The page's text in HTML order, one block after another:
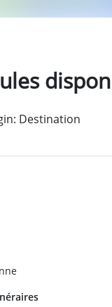
Destination